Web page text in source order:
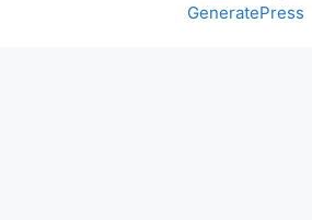
GeneratePress